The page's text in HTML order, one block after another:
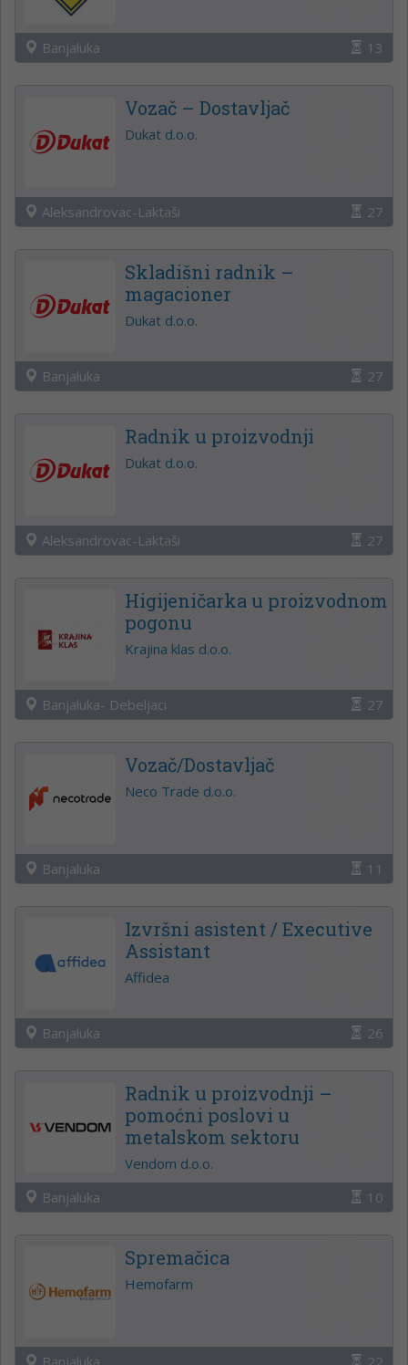
Banjaluka 13
Vozač – Dostavljač
Dukat d.o.o.
Aleksandrovac-Laktaši 27
Skladišni radnik –
magacioner
Dukat d.o.o.
Banjaluka 27
Radnik u proizvodnji
Dukat d.o.o.
Aleksandrovac-Laktaši 27
Higijeničarka u proizvodnom
pogonu
Krajina klas d.o.o.
Banjaluka- Debeljaci 27
Vozač/Dostavljač
Neco Trade d.o.o.
Banjaluka 11
Izvršni asistent / Executive
Assistant
Affidea
Banjaluka 26
Radnik u proizvodnji –
pomoćni poslovi u
metalskom sektoru
Vendom d.o.o.
Banjaluka
10
Spremačica
Hemofarm
Banjaluka 22